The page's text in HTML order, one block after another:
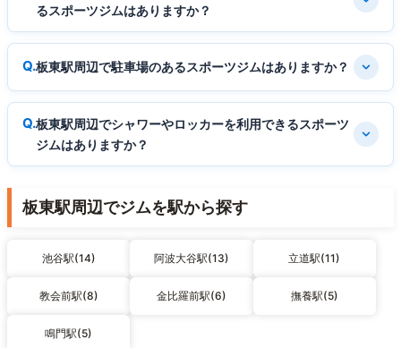
るスポーツジムはありますか？
板東駅周辺で駐車場のあるスポーツジムはありますか？
板東駅周辺でシャワーやロッカーを利用できるスポーツ
ジムはありますか？
板東駅周辺でジムを駅から探す
池谷駅(14) 阿波大谷駅(13) 立道駅(11)
教会前駅(8) 金比羅前駅(6) 撫養駅(5)
鳴門駅(5)